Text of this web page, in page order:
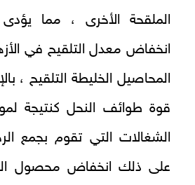
الملقحة الأخرى ، مما
انخفاض معدل التلقيح في
المحاصيل الخليطة التلقيح ،
قوة طوائف النحل كنتيجة
الشغالات التي تقوم بجمع
على ذلك انخفاض محصول